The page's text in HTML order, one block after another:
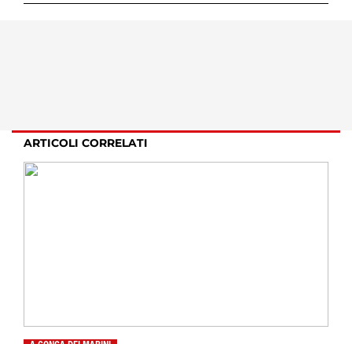
ARTICOLI CORRELATI